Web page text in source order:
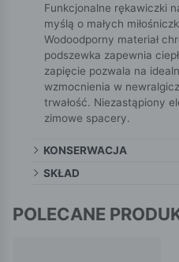
Funkcjonalne rękawiczki
myślą o małych
Wodoodporny materiał
podszewka zapewnia
zapięcie pozwala na
wzmocnienia w
trwałość. Niezastąpiony
zimowe spacery.
KONSERWACJA
SKŁAD
POLECANE